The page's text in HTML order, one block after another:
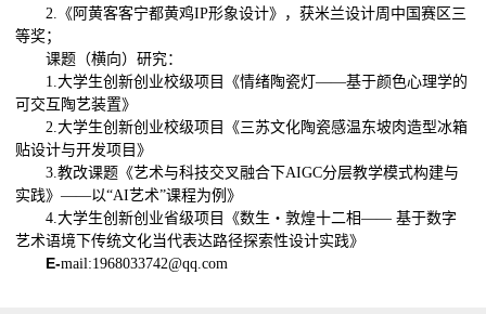
2.《阿黄客客宁都黄鸡IP形象设计》，获米兰设计周中国赛区三
等奖；
课题（横向）研究：
1.大学生创新创业校级项目《情绪陶瓷灯——基于颜色心理学的
可交互陶艺装置》
2.大学生创新创业校级项目《三苏文化陶瓷感温东坡肉造型冰箱
贴设计与开发项目》
3.教改课题《艺术与科技交叉融合下AIGC分层教学模式构建与
实践》——以“AI艺术”课程为例》
4.大学生创新创业省级项目《数生・敦煌十二相—— 基于数字
艺术语境下传统文化当代表达路径探索性设计实践》
E-mail:1968033742@qq.com